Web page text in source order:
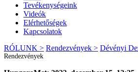
Tevékenységeink
Videók
Elérhetőségek
Kapcsolatok
RÓLUNK > Rendezvények > Dévényi
Rendezvények